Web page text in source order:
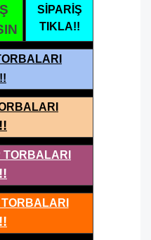
SİPARİŞ
TIKLA!!
!!
TORBALARI